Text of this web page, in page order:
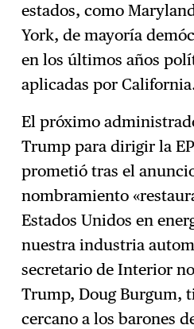
estados, como
York, de mayoría
en los últimos años
aplicadas por
El próximo
Trump para dirigir la
prometió tras el
nombramiento
Estados Unidos en
nuestra industria
secretario de Interior
Trump, Doug Burgum,
cercano a los barones